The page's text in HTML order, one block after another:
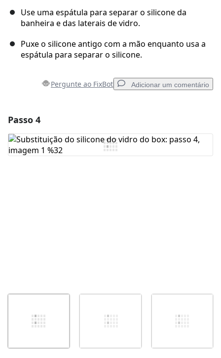
Use uma espátula para separar o silicone da
banheira e das laterais de vidro.
Puxe o silicone antigo com a mão enquanto usa a
espátula para separar o silicone.
Pergunte ao FixBot Adicionar um comentário
Comentar
Passo 4